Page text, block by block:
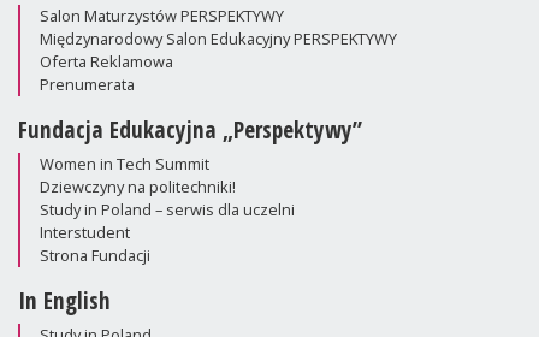
Salon Maturzystów PERSPEKTYWY
Międzynarodowy Salon Edukacyjny PERSPEKTYWY
Oferta Reklamowa
Prenumerata
Fundacja Edukacyjna „Perspektywy”
Women in Tech Summit
Dziewczyny na politechniki!
Study in Poland – serwis dla uczelni
Interstudent
Strona Fundacji
In English